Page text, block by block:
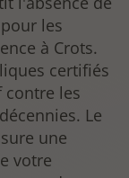
les
à Crots.
certifiés
les
Le
une
votre